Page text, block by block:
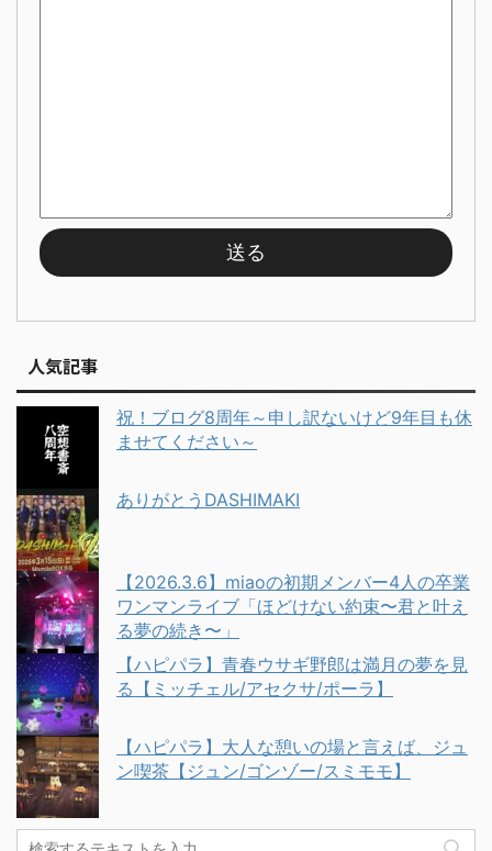
人気記事
祝！ブログ8周年～申し訳ないけど9年目も休
ませてください～
ありがとうDASHIMAKI
【2026.3.6】miaoの初期メンバー4人の卒業
ワンマンライブ「ほどけない約束〜君と叶え
る夢の続き〜」
【ハピパラ】青春ウサギ野郎は満月の夢を見
る【ミッチェル/アセクサ/ポーラ】
【ハピパラ】大人な憩いの場と言えば、ジュ
ン喫茶【ジュン/ゴンゾー/スミモモ】